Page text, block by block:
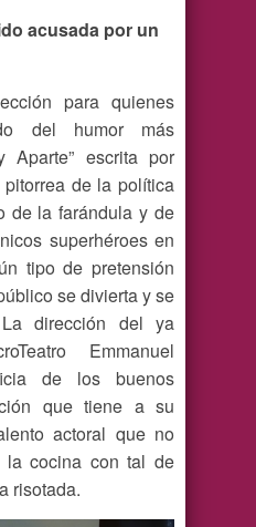
acusada por un
para quienes
del humor más
Aparte” escrita por
de la política
de la farándula y de
superhéroes en
tipo de pretensión
se divierta y se
dirección del ya
Emmanuel
de los buenos
que tiene a su
actoral que no
la cocina con tal de
risotada.